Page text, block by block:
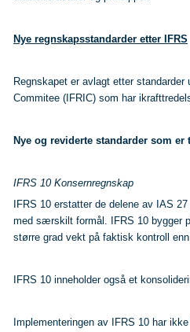
Nye regnskapsstandarder etter IFRS
Regnskapet er avlagt etter
Commitee (IFRIC) som har
Nye og reviderte standarder som
IFRS 10 Konsernregnskap
IFRS 10 erstatter de delene av IAS
med særskilt formål. IFRS 10 bygger
større grad vekt på faktisk kontroll
IFRS 10 inneholder også et
Implementeringen av IFRS 10 har